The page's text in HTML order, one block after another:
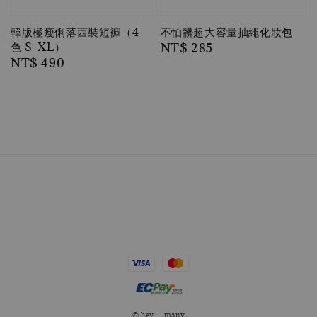
韓版極瘦俐落西裝短褲（4
色 S-XL）
Regular
NT$ 490
不怕髒超大容量抽繩化妝包
Regular
NT$ 285